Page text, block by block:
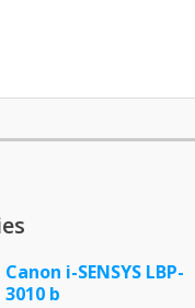
Canon i-SENSYS LBP-
3010 b